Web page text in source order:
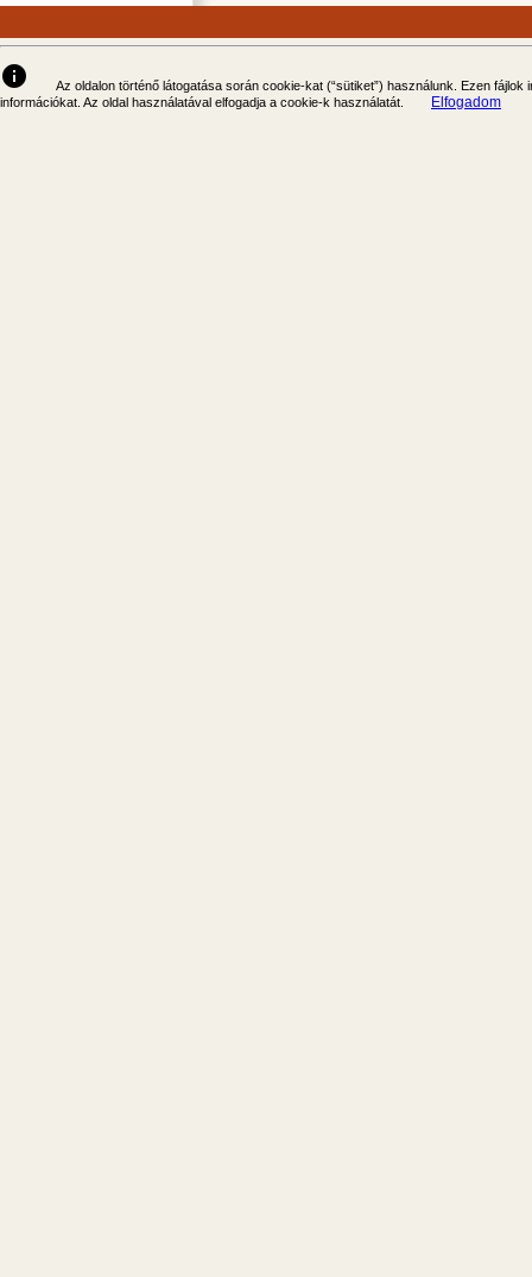
info
Az oldalon történő látogatása során cookie-kat (“sütiket”) használunk. Ezen
információkat. Az oldal használatával elfogadja a cookie-k használatát.
Elfogadom